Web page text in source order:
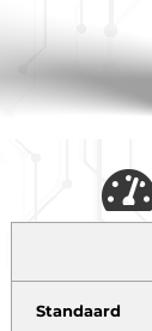
Standaard